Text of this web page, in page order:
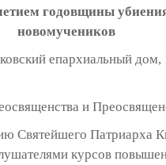
годовщины
новомучеников
епархиальный
и
Святейшего Патриарха
курсов